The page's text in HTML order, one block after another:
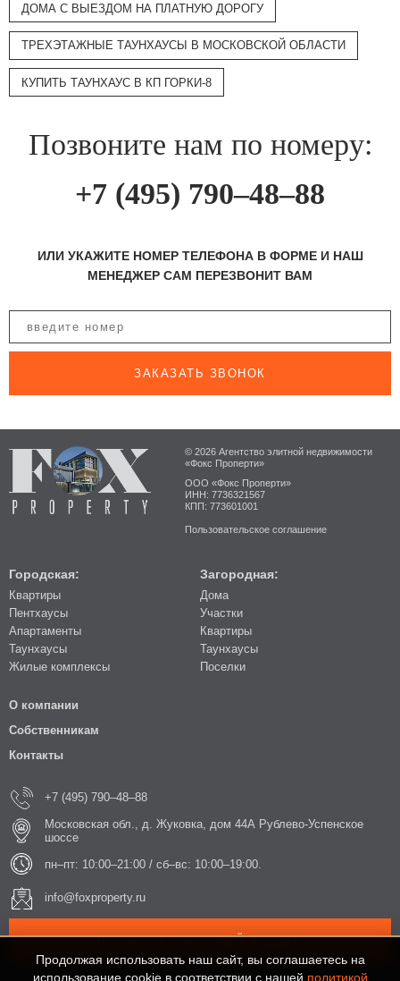
ДОМА С ВЫЕЗДОМ НА ПЛАТНУЮ ДОРОГУ
ТРЕХЭТАЖНЫЕ ТАУНХАУСЫ В МОСКОВСКОЙ ОБЛАСТИ
КУПИТЬ ТАУНХАУС В КП ГОРКИ-8
Позвоните нам по номеру:
+7 (495) 790–48–88
ИЛИ УКАЖИТЕ НОМЕР ТЕЛЕФОНА В ФОРМЕ И НАШ
МЕНЕДЖЕР САМ ПЕРЕЗВОНИТ ВАМ
ЗАКАЗАТЬ ЗВОНОК
© 2026 Агентство элитной недвижимости
«Фокс Проперти»
ООО «Фокс Проперти»
ИНН: 7736321567
КПП: 773601001
Пользовательское соглашение
Городская:
Квартиры
Пентхаусы
Апартаменты
Таунхаусы
Жилые комплексы
Загородная:
Дома
Участки
Квартиры
Таунхаусы
Поселки
О компании
Собственникам
Контакты
+7 (495) 790–48–88
Московская обл., д. Жуковка, дом 44А Рублево-Успенское
шоссе
пн–пт: 10:00–21:00 / сб–вс: 10:00–19:00.
info@foxproperty.ru
ЗАКАЗАТЬ ОБРАТНЫЙ ЗВОНОК
Продолжая использовать наш сайт, вы соглашаетесь на
использование cookie в соответствии с нашей политикой